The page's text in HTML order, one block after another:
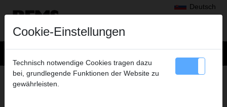
Deutsch
NIEDERLASSUNGEN
Cookie-Einstellungen
Technisch notwendige Cookies tragen dazu
bei, grundlegende Funktionen der Website zu
gewährleisten.